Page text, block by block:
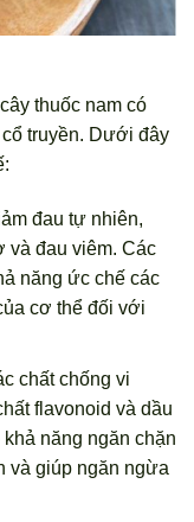
thuốc nam có
truyền. Dưới đây
đau tự nhiên,
và đau viêm. Các
năng ức chế các
cơ thể đối với
chất chống vi
flavonoid và dầu
năng ngăn chặn
và giúp ngăn ngừa